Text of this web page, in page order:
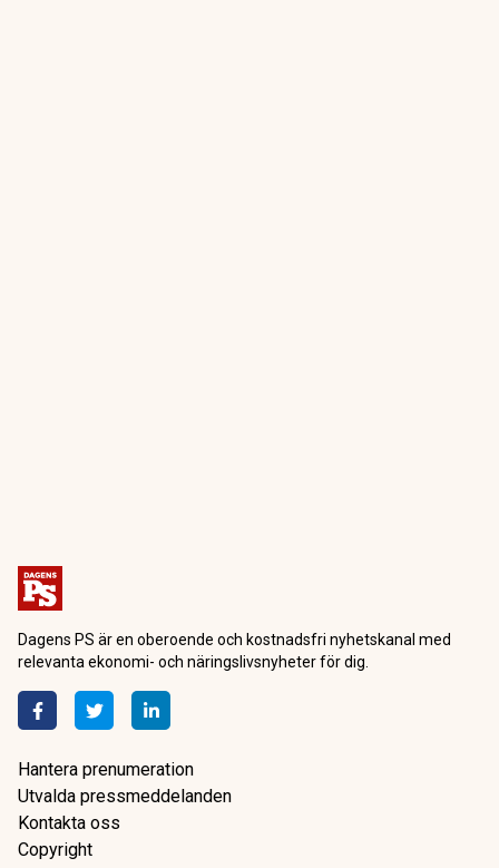
Dagensps.se
Ny flaskhals på
energimarknaden – inte oljan
som saknas